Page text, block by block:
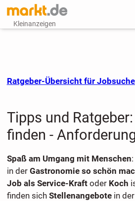
Kleinanzeigen
Ratgeber-Übersicht für
Tipps und
finden -
Spaß am Umgang mit Menschen
in der Gastronomie so schön
Job als Service-Kraftoder Koch
finden sich Stellenangebote in der